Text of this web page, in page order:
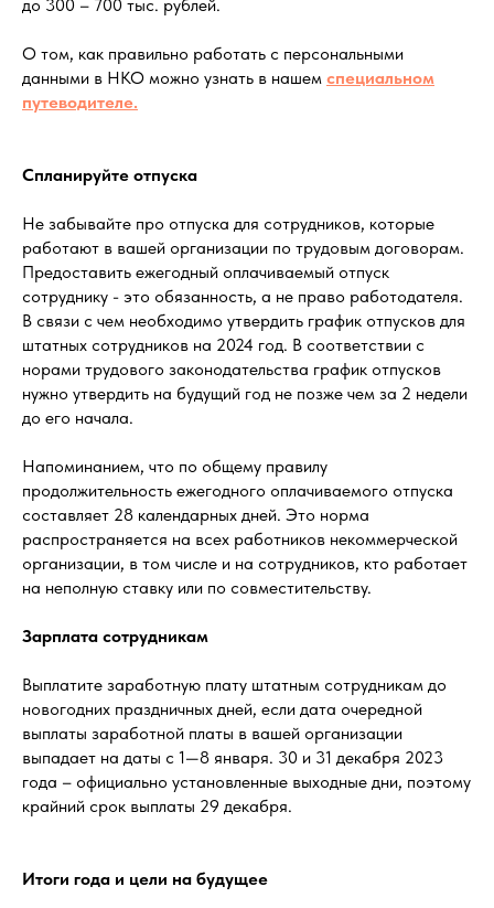
до 300 – 700 тыс. рублей.
О том, как правильно работать с персональными
данными в НКО можно узнать в нашем специальном
путеводителе.
Спланируйте отпуска
Не забывайте про отпуска для сотрудников, которые
работают в вашей организации по трудовым договорам.
Предоставить ежегодный оплачиваемый отпуск
сотруднику - это обязанность, а не право работодателя.
В связи с чем необходимо утвердить график отпусков для
штатных сотрудников на 2024 год. В соответствии с
норами трудового законодательства график отпусков
нужно утвердить на будущий год не позже чем за 2 недели
до его начала.
Напоминанием, что по общему правилу
продолжительность ежегодного оплачиваемого отпуска
составляет 28 календарных дней. Это норма
распространяется на всех работников некоммерческой
организации, в том числе и на сотрудников, кто работает
на неполную ставку или по совместительству.
Зарплата сотрудникам
Выплатите заработную плату штатным сотрудникам до
новогодних праздничных дней, если дата очередной
выплаты заработной платы в вашей организации
выпадает на даты с 1—8 января. 30 и 31 декабря 2023
года – официально установленные выходные дни, поэтому
крайний срок выплаты 29 декабря.
Итоги года и цели на будущее